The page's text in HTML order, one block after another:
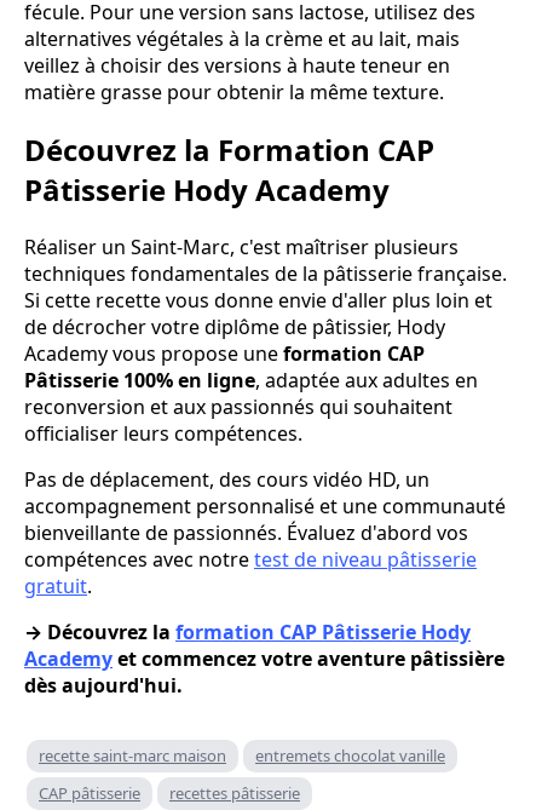
fécule. Pour une version sans lactose, utilisez des
alternatives végétales à la crème et au lait, mais
veillez à choisir des versions à haute teneur en
matière grasse pour obtenir la même texture.
Découvrez la Formation CAP
Pâtisserie Hody Academy
Réaliser un Saint-Marc, c'est maîtriser plusieurs
techniques fondamentales de la pâtisserie française.
Si cette recette vous donne envie d'aller plus loin et
de décrocher votre diplôme de pâtissier, Hody
Academy vous propose uneformation CAP
Pâtisserie 100% en ligne, adaptée aux adultes en
reconversion et aux passionnés qui souhaitent
officialiser leurs compétences.
Pas de déplacement, des cours vidéo HD, un
accompagnement personnalisé et une communauté
bienveillante de passionnés. Évaluez d'abord vos
compétences avec notretest de niveau pâtisserie
gratuit.
→ Découvrez la formation CAP Pâtisserie Hody
Academyet commencez votre aventure pâtissière
dès aujourd'hui.
recette saint-marc maison
entremets chocolat vanille
CAP pâtisserie
recettes pâtisserie